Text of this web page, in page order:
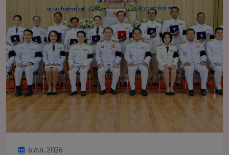
6 ส.ค. 2026